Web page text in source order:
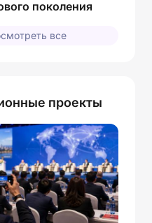
поколения
все
проекты